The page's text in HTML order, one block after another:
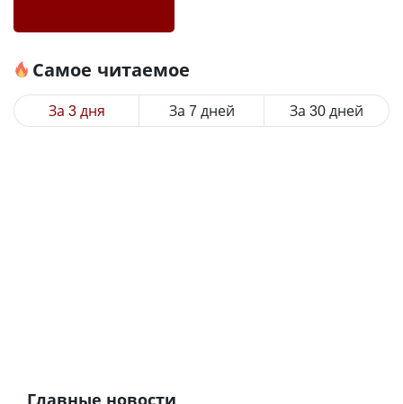
Самое читаемое
За 3 дня За 7 дней За 30 дней
Главные новости